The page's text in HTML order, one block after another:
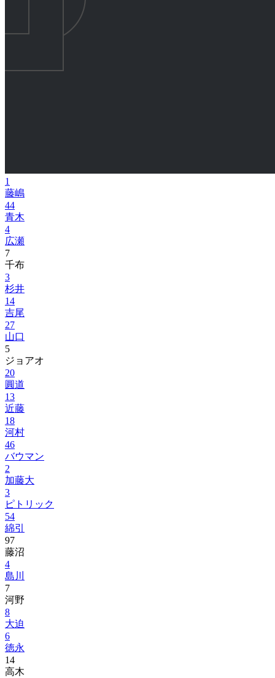
1
藤嶋
44
青木
4
広瀬
7
千布
3
杉井
14
吉尾
27
山口
5
ジョアオ
20
圓道
13
近藤
18
河村
46
バウマン
2
加藤大
3
ピトリック
54
綿引
97
藤沼
4
島川
7
河野
8
大迫
6
徳永
14
高木